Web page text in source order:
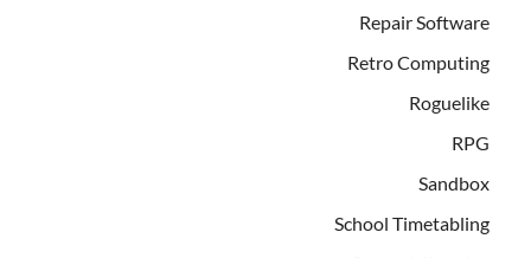
Repair Software
Retro Computing
Roguelike
RPG
Sandbox
School Timetabling